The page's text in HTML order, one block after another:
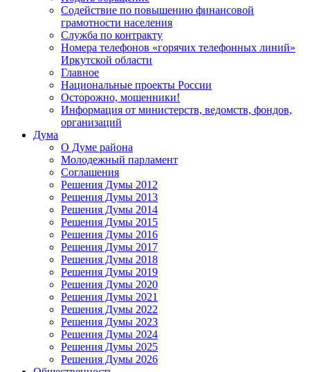
Содействие по повышению финансовой
грамотности населения
Служба по контракту
Номера телефонов «горячих телефонных линий»
Иркутской области
Главное
Национальные проекты России
Осторожно, мошенники!
Информация от министерств, ведомств, фондов,
организаций
Дума
О Думе района
Молодежный парламент
Соглашения
Решения Думы 2012
Решения Думы 2013
Решения Думы 2014
Решения Думы 2015
Решения Думы 2016
Решения Думы 2017
Решения Думы 2018
Решения Думы 2019
Решения Думы 2020
Решения Думы 2021
Решения Думы 2022
Решения Думы 2023
Решения Думы 2024
Решения Думы 2025
Решения Думы 2026